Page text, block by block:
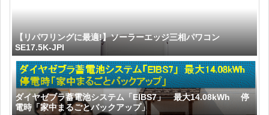
【リパワリングに最適!】ソーラーエッジ三相パワコン
SE17.5K-JPI
ダイヤゼブラ蓄電池システム「EIBS7」 最大14.08kWh 停
電時「家中まるごとバックアップ」